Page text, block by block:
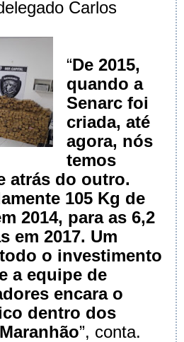
Carlos
“De 2015,
quando a
Senarc foi
criada, até
agora, nós
temos
atrás do outro.
105 Kg de
2014, para as 6,2
em 2017. Um
o investimento
a equipe de
encara o
dentro dos
”, conta.